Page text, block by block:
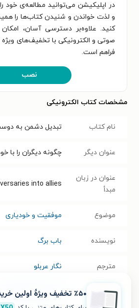
در اپلیکیشن می‌توانید مطالعه‌ی
و لذت خواندن و شنیدن کتاب‌ها را
کنید. علاوه‌بر دسترسی آسان،
صوتی و الکترونیکی با تخفیف‌های
فراهم است.
نصب
مشخصات کتاب الکترونیکی
نام کتاب تبدیل دشمن به
عنوان دیگر چگونه دیگران را با
عنوان در زبان
مبدأ
into allies
موضوع موفقیت و خودیاری
نویسنده باب برگ
مترجم نگار عربلو
انتشارات انتشارات اژدهای ٪۵۰ تخفیف ویژۀ اولین خرید